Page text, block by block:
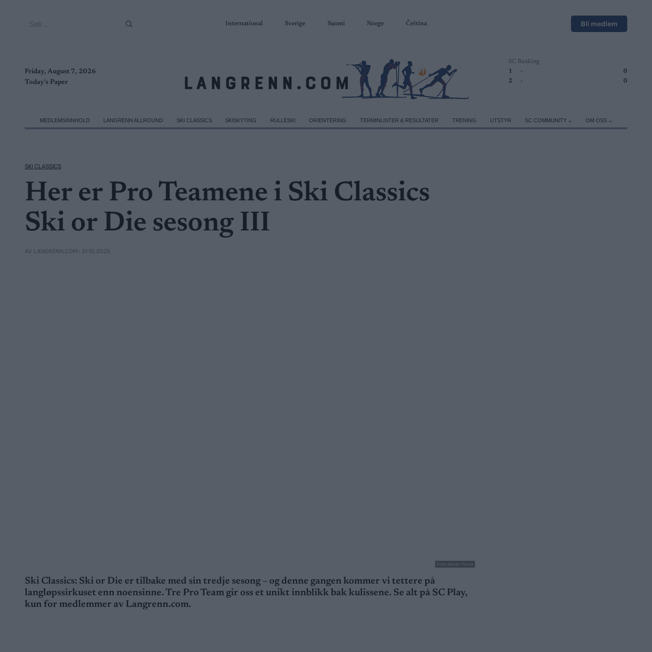
International Sverige Suomi Norge Čeština Bli medlem
Friday, August 7, 2026
Today's Paper
SC Ranking
1
-
0
2
- 0
MEDLEMSINNHOLD LANGRENN ALLROUND SKI CLASSICS SKISKYTING RULLESKI ORIENTERING TERMINLISTER & RESULTATER TRENING UTSTYR SC COMMUNITY OM OSS
SKI CLASSICS
Her er Pro Teamene i Ski Classics
Ski or Die sesong III
AV LANGRENN.COM • 31.10.2025
Foto: Nordic Focus
Ski Classics: Ski or Die er tilbake med sin tredje sesong – og denne gangen kommer vi tettere på
langløpssirkuset enn noensinne. Tre Pro Team gir oss et unikt innblikk bak kulissene. Se alt på SC Play,
kun for medlemmer av Langrenn.com.